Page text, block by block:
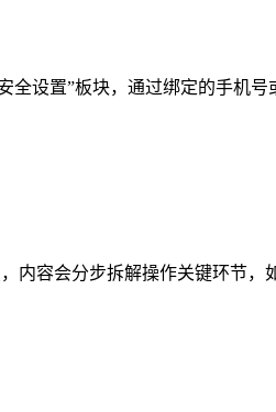
全设置”板块，通过绑定的手机号
内容会分步拆解操作关键环节，